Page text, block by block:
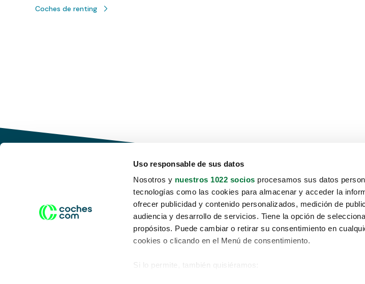
Uso responsable de sus datos
Nosotros y nuestros 1022 socios procesamos sus datos
tecnologías como las cookies para almacenar y acceder la
ofrecer publicidad y contenido personalizados, medición de
audiencia y desarrollo de servicios. Tiene la opción de
propósitos. Puede cambiar o retirar su consentimiento en
cookies o clicando en el Menú de consentimiento.
Si lo permite, también quisiéramos:
Coches de renting
Conduce tu futuro,
desata tu movilidad